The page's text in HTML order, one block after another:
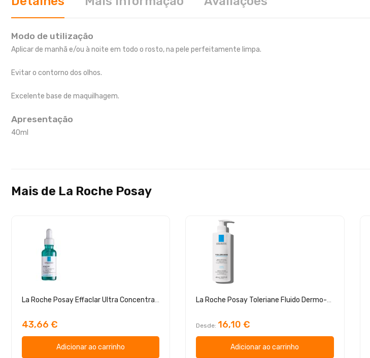
Modo de utilização
Aplicar de manhã e/ou à noite em todo o rosto, na pele perfeitamente limpa.
Evitar o contorno dos olhos.
Excelente base de maquilhagem.
Apresentação
40ml
Mais de La Roche Posay
La Roche Posay Effaclar Ultra Concentrado Sérum 30 ml
43,66 €
Adicionar ao carrinho
La Roche Posay Toleriane Fluido Dermo-Nettoyant
Desde 16,10 €
Adicionar ao carrinho